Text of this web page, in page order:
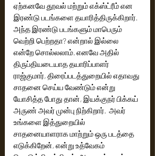
ஏற்கனவே தூவல் மற்றும் எக்ஸ்ட்ரீம் என
இரண்டு படங்களை தயாரித்திருக்கிறார்.
அந்த இரண்டு படங்களும் மாபெரும்
வெற்றி பெற்றதா? என்றால் இல்லை
என்றே சொல்லலாம். எனவே அதில்
திருப்தியடையாத தயாரிப்பாளர்
ராஜ்குமார், திரைப்படத்துறையில் எதாவது
சாதனை செய்ய வேண்டும் என்று
யோசித்த போது தான், இயக்குநர் பிக்கய்
அருண் அவர் முன்பு நிற்கிறார்.  அவர்
உங்களை இத்துறையில்
சாதனையாளராக மாற்றும் ஒரு படத்தை
எடுக்கிறேன், என்று உத்வேகம்